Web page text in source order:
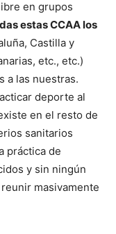
en grupos
estas CCAA los
Castilla y
etc., etc.)
a las nuestras.
deporte al
en el resto de
sanitarios
práctica de
y sin ningún
masivamente